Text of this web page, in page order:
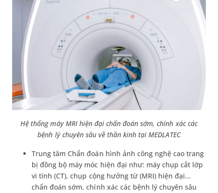
Hệ thống máy MRI hiện đại chẩn đoán sớm, chính xác các
bệnh lý chuyên sâu về thần kinh tại MEDLATEC
Trung tâm Chẩn đoán hình ảnh công nghệ cao trang
bị đồng bộ máy móc hiện đại như: máy chụp cắt lớp
vi tính (CT), chụp cộng hưởng từ (MRI) hiện đại...
chẩn đoán sớm, chính xác các bệnh lý chuyên sâu